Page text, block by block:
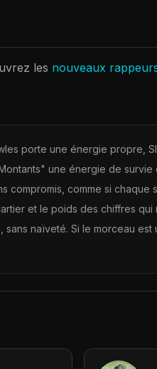
les nouveaux
porte une énergie propre,
une énergie de
compromis, comme si
et le poids des chiffres qui
naïveté. Si le morceau